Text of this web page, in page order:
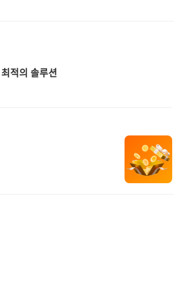
적의 솔루션